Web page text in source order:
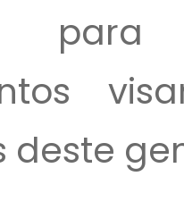
deste